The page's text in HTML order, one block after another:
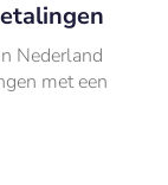
Nederland
met een